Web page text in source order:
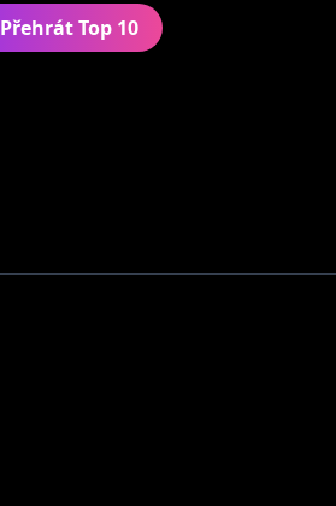
Přehrát Top 10